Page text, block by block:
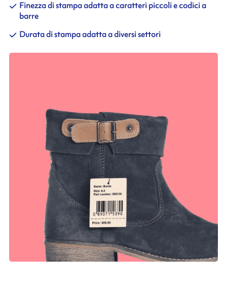
Finezza di stampa adatta a caratteri piccoli e codici a
barre
Durata di stampa adatta a diversi settori